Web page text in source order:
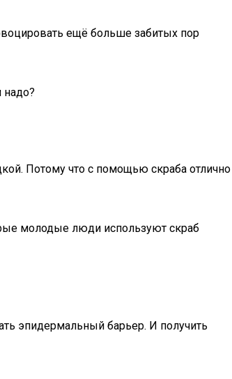
ещё больше забитых пор
надо?
Потому что с помощью скраба отлично
молодые люди используют скраб
эпидермальный барьер. И получить